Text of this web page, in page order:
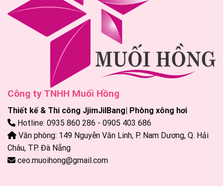
Công ty TNHH Muối Hồng
Thiết kế & Thi công JjimJilBang| Phòng xông hơi
Hotline: 0935 860 286 - 0905 403 686
Văn phòng: 149 Nguyễn Văn Linh, P. Nam Dương, Q. Hải
Châu, TP. Đà Nẵng
ceo.muoihong@gmail.com